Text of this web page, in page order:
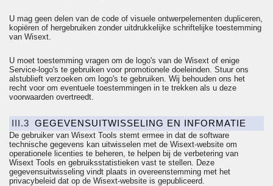
U mag geen delen van de code of visuele ontwerpelementen dupliceren,
kopiëren of hergebruiken zonder uitdrukkelijke schriftelijke toestemming
van Wisext.
U moet toestemming vragen om de logo's van de Wisext of enige
Service-logo's te gebruiken voor promotionele doeleinden. Stuur ons
alstublieft verzoeken om logo's te gebruiken. Wij behouden ons het
recht voor om eventuele toestemmingen in te trekken als u deze
voorwaarden overtreedt.
III.3 GEGEVENSUITWISSELING EN INFORMATIE
De gebruiker van Wisext Tools stemt ermee in dat de software
technische gegevens kan uitwisselen met de Wisext-website om
operationele licenties te beheren, te helpen bij de verbetering van
Wisext Tools en gebruiksstatistieken vast te stellen. Deze
gegevensuitwisseling vindt plaats in overeenstemming met het
privacybeleid dat op de Wisext-website is gepubliceerd.